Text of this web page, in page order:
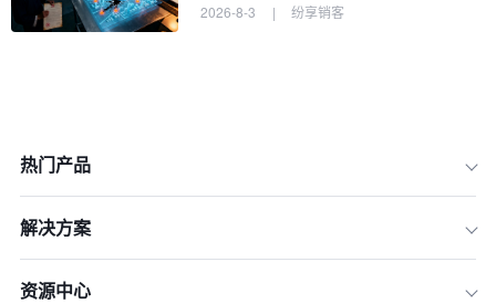
一、识别运营效率的四大“黑洞”：你的
2026-8-3 | 纷享销客
热门产品
解决方案
资源中心